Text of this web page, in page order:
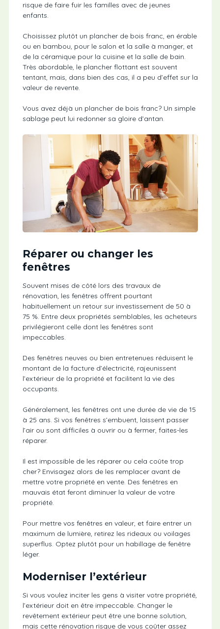
risque de faire fuir les familles avec de jeunes
enfants.
Choisissez plutôt un plancher de bois franc, en érable
ou en bambou, pour le salon et la salle à manger, et
de la céramique pour la cuisine et la salle de bain.
Très abordable, le plancher flottant est souvent
tentant, mais, dans bien des cas, il a peu d’effet sur la
valeur de revente.
Vous avez déjà un plancher de bois franc? Un simple
sablage peut lui redonner sa gloire d’antan.
Réparer ou changer les
fenêtres
Souvent mises de côté lors des travaux de
rénovation, les fenêtres offrent pourtant
habituellement un retour sur investissement de 50 à
75 %. Entre deux propriétés semblables, les acheteurs
privilégieront celle dont les fenêtres sont
impeccables.
Des fenêtres neuves ou bien entretenues réduisent le
montant de la facture d’électricité, rajeunissent
l’extérieur de la propriété et facilitent la vie des
occupants.
Généralement, les fenêtres ont une durée de vie de 15
à 25 ans. Si vos fenêtres s’embuent, laissent passer
l’air ou sont difficiles à ouvrir ou à fermer, faites-les
réparer.
Il est impossible de les réparer ou cela coûte trop
cher? Envisagez alors de les remplacer avant de
mettre votre propriété en vente. Des fenêtres en
mauvais état feront diminuer la valeur de votre
propriété.
Pour mettre vos fenêtres en valeur, et faire entrer un
maximum de lumière, retirez les rideaux ou voilages
superflus. Optez plutôt pour un habillage de fenêtre
léger.
Moderniser l’extérieur
Si vous voulez inciter les gens à visiter votre propriété,
l’extérieur doit en être impeccable. Changer le
revêtement extérieur peut être une bonne solution,
mais cette rénovation risque de vous coûter assez